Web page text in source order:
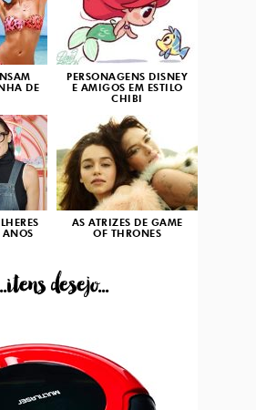
DE
PERSONAGENS DISNEY
E AMIGOS EM ESTILO
CHIBI
AS ATRIZES DE GAME
OF THRONES
desejo...